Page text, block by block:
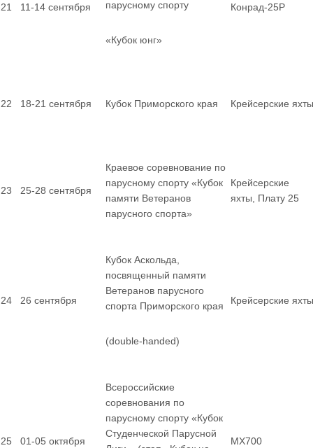
21 11-14 сентября парусному спорту
«Кубок юнг»
Конрад-25Р
22 18-21 сентября Кубок Приморского края Крейсерские яхты
23 25-28 сентября
Краевое соревнование по
парусному спорту «Кубок
памяти Ветеранов
парусного спорта»
Крейсерские
яхты, Плату 25
24 26 сентября
Кубок Аскольда,
посвященный памяти
Ветеранов парусного
спорта Приморского края
(double-handed)
Крейсерские яхты
25 01-05 октября
Всероссийские
соревнования по
парусному спорту «Кубок
Студенческой Парусной
MX700